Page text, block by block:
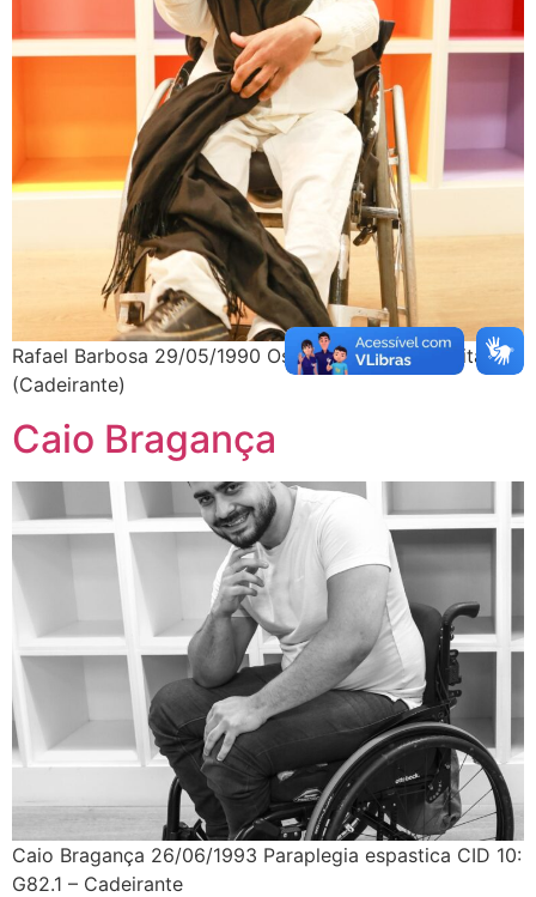
Rafael Barbosa 29/05/1990 Osteogênese Imperfeita
(Cadeirante)
Caio Bragança
Caio Bragança 26/06/1993 Paraplegia espastica CID 10:
G82.1 – Cadeirante